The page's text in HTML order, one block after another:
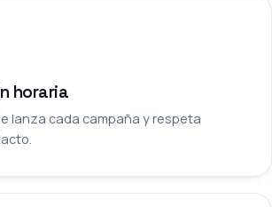
horaria
lanza cada campaña y respeta